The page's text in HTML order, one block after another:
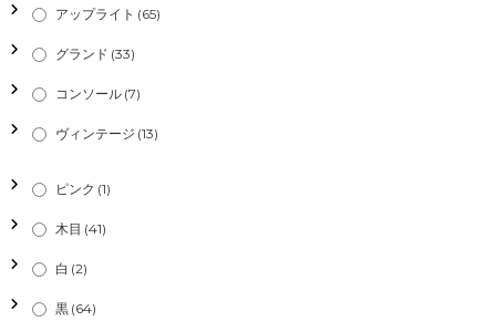
シ
ョ
ン
アップライト (65)
グランド (33)
コンソール (7)
ヴィンテージ (13)
ピンク (1)
木目 (41)
白 (2)
黒 (64)